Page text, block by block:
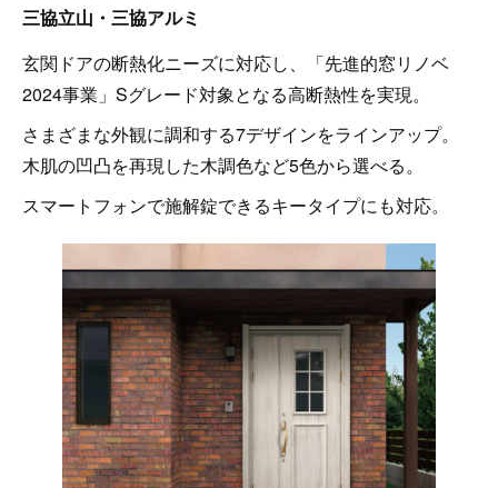
三協立山・三協アルミ
玄関ドアの断熱化ニーズに対応し、「先進的窓リノベ
2024事業」Sグレード対象となる高断熱性を実現。
さまざまな外観に調和する7デザインをラインアップ。
木肌の凹凸を再現した木調色など5色から選べる。
スマートフォンで施解錠できるキータイプにも対応。